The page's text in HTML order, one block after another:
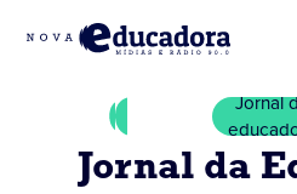
Jornal
Jornal da